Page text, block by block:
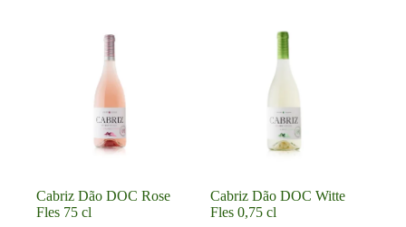
Cabriz Dão DOC Rose
Fles 75 cl
Cabriz Dão DOC Witte
Fles 0,75 cl